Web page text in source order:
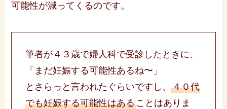
可能性が減ってくるのです。
筆者が４３歳で婦人科で受診したときに、
「まだ妊娠する可能性あるね〜」
とさらっと言われたぐらいですし、４０代
でも妊娠する可能性はあることはありま